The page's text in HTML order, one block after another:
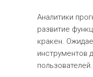
Аналитики
развитие
кракен.
инструментов
пользователей.